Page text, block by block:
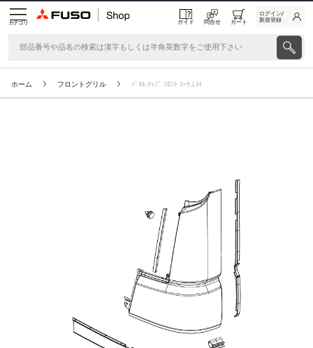
カテゴリ ガイド 問合せ カート
ログイン/
新規登録
ホーム フロントグリル ﾊﾟﾈﾙ,ｷｬﾌﾞ ﾌﾛﾝﾄ ｺｰﾅ,LH